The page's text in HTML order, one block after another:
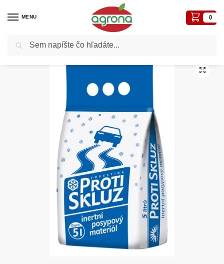
MENU 0
Domov Ostatné nezaradené tovary / Proti sklz posypový materiál 5L, inertný materiál, neškodí prírode